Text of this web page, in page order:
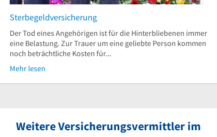
Sterbegeldversicherung
Der Tod eines Angehörigen ist für die Hinterbliebenen immer
eine Belastung. Zur Trauer um eine geliebte Person kommen
noch beträchtliche Kosten für...
Mehr lesen
Weitere Versicherungsvermittler im